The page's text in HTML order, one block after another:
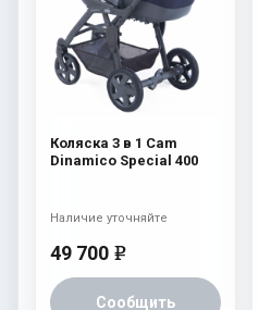
Коляска 3 в 1 Cam
Dinamico Special 400
49 700 e
Сообщить
Наличие уточняйте